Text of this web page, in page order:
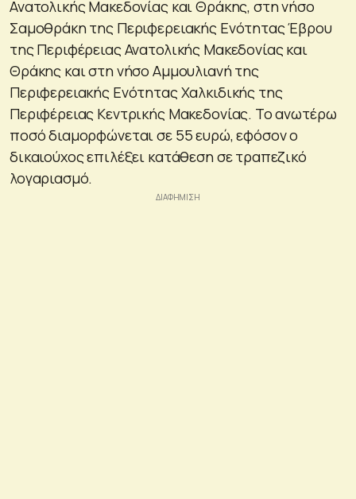
Ανατολικής Μακεδονίας και Θράκης, στη νήσο
Σαμοθράκη της Περιφερειακής Ενότητας Έβρου
της Περιφέρειας Ανατολικής Μακεδονίας και
Θράκης και στη νήσο Αμμουλιανή της
Περιφερειακής Ενότητας Χαλκιδικής της
Περιφέρειας Κεντρικής Μακεδονίας. Το ανωτέρω
ποσό διαμορφώνεται σε 55 ευρώ, εφόσον ο
δικαιούχος επιλέξει κατάθεση σε τραπεζικό
λογαριασμό.